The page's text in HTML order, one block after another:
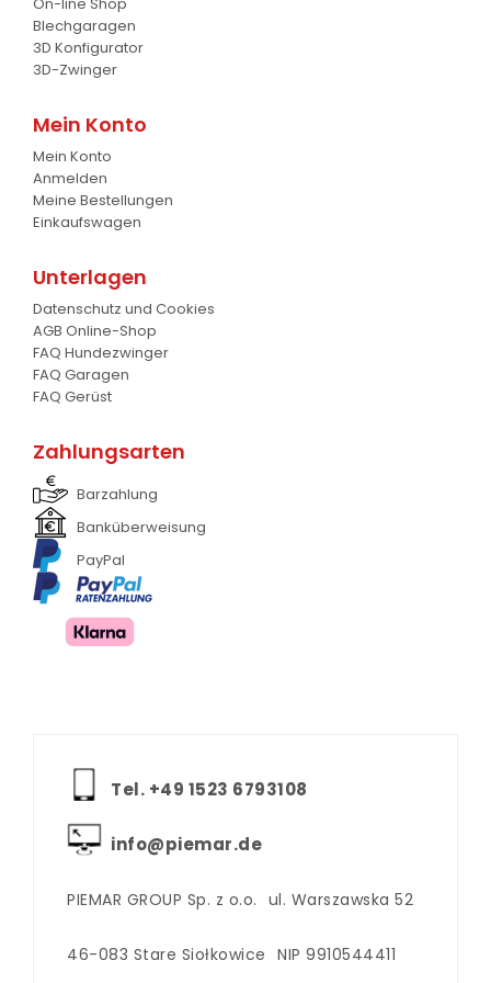
Schaufel
Gabel
Krokodil Gabel und Schaufel
Planierschild
Silageschieber
Frontanbau Kat. 1 und Kat.2
ANDERE
Blechgaragen
3D Konfigurator
3D-Zwinger
Mein Konto
Mein Konto
Anmelden
Meine Bestellungen
Einkaufswagen
Unterlagen
Datenschutz und Cookies
AGB Online-Shop
FAQ Hundezwinger
FAQ Garagen
FAQ Gerüst
Zahlungsarten
Barzahlung
Banküberweisung
PayPal
Tel. +‪49 1523 6793108
info@piemar.de
PIEMAR GROUP Sp. z o.o. ul. Warszawska 52
46-083 Stare Siołkowice NIP 9910544411